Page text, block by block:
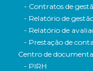
- Contratos de
- Relatório de
- Relatório de
- Prestação de
Centro de
- PIRH